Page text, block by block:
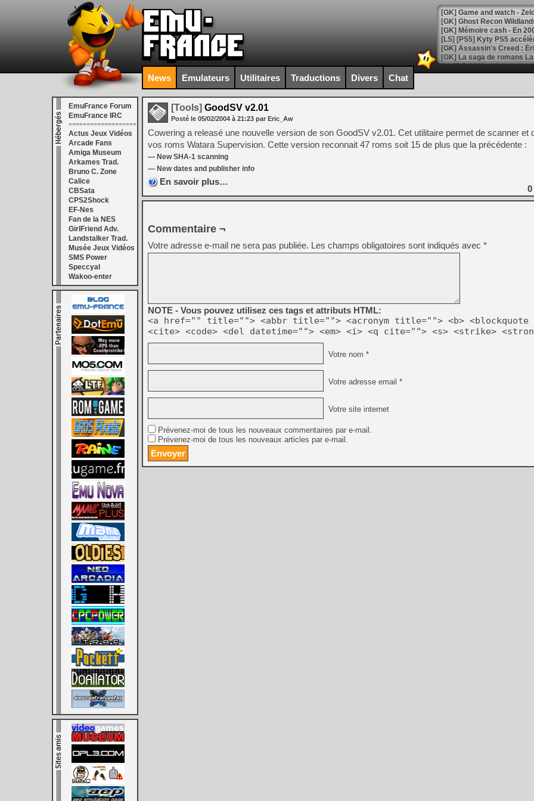
[Mo5] DOOM arrive en
[GK] Bethesda fête les 30
[GK] Roblox : l'action en
[GK] Agenda - GeForce
[GK] Devolver Digital en a
[LS] [PS5] ps5-y2jb-
[GK] Pourquoi Marvel
[GK] Test : Restory : Chill
[GK] GTA 6 : Rockstar
[GK] Hot Wheels Infinite
[GK] Mémoire cash -
[GK] Résultats Nintendo :
[GK] Déjà des
[Mo5] Brickboy cherche à
[GK] Minecraft et ses «
[GK] Beast of
[GK] Mémoire cash -
[GK] Dan Houser (GTA)
[GK] Comment EA Sports
[GK] Crimson Moon : un
[GK] Isle of Reveries : le
[GK] Moonlighter 2 : The
[GK] Capcom relance
[Mo5] Deux inédits du
[GK] Le beat'em up The
[GK] Endless Legend 2 :
[LS] [PS5] Premiers
News Emulateurs Utilitaires Traductions Divers Chat
EmuFrance Forum
EmuFrance IRC
===================
Actus Jeux Vidéos
Arcade Fans
Amiga Museum
Arkames Trad.
Bruno C. Zone
Calice
CBSata
CPS2Shock
EF-Nes
Fan de la NES
GirlFriend Adv.
Landstalker Trad.
Musée Jeux Vidéos
SMS Power
Speccyal
Wakoo-enter
[Tools] GoodSV v2.01
Posté le 05/02/2004 à 21:23 par Eric_Aw
Cowering a releasé une nouvelle version de son GoodSV v2.01. Cet utilitaire permet de scanner et
vos roms Watara Supervision. Cette version reconnait 47 roms soit 15 de plus que la précédente :
— New SHA-1 scanning
— New dates and publisher info
En savoir plus…
0
Commentaire ¬
Votre adresse e-mail ne sera pas publiée. Les champs obligatoires sont indiqués avec *
NOTE - Vous pouvez utilisez ces tags et attributs HTML:
<a href="" title=""> <abbr title=""> <acronym title=""> <b> <blockquote
<cite> <code> <del datetime=""> <em> <i> <q cite=""> <s> <strike>
Votre nom *
Votre adresse email *
Votre site internet
Prévenez-moi de tous les nouveaux commentaires par e-mail.
Prévenez-moi de tous les nouveaux articles par e-mail.